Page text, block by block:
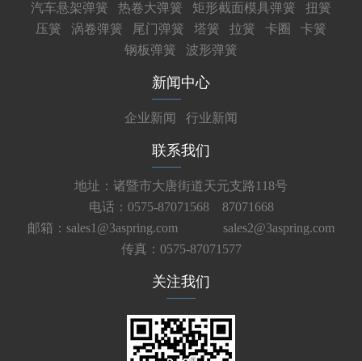
汽车悬架弹簧 热卷大弹簧 矩形截面模具弹簧
扭簧
压簧
涡卷弹簧 尾门弹簧 塔簧 拉簧 卡圈
卡簧
钢板弹簧
波形弹簧
新闻中心
企业新闻 行业新闻
联系我们
地址：诸暨市大唐街道天元支路118号
电话：0575-87071568 87071668
邮箱：sales1@3aspring.com
sales2@3aspring.com
传真：0575-87071577
关注我们